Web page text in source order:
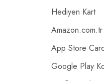
Hediyen Kart
App Store
Google Play